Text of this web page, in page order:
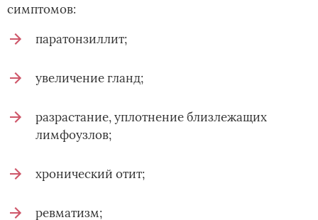
симптомов:
паратонзиллит;
увеличение гланд;
разрастание, уплотнение близлежащих
лимфоузлов;
хронический отит;
ревматизм;